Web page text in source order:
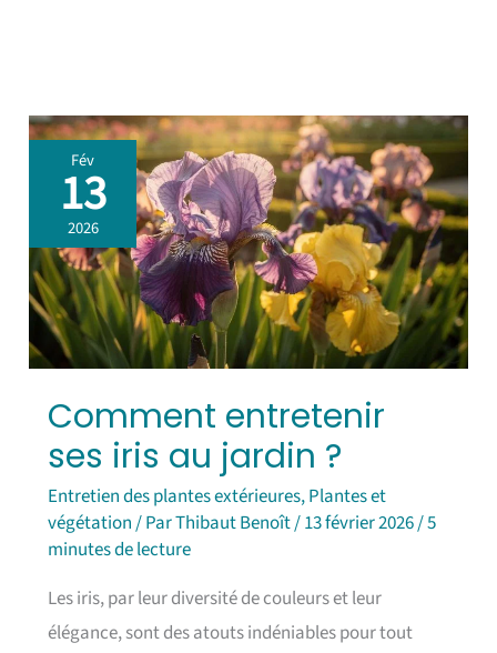
Fév
13
2026
Comment entretenir
ses iris au jardin ?
Entretien des plantes extérieures,Plantes et
végétation/ ParThibaut Benoît/13 février 2026/5
minutes de lecture
Les iris, par leur diversité de couleurs et leur
élégance, sont des atouts indéniables pour tout
Comment
entretenir
ses
iris
au
jardin
?